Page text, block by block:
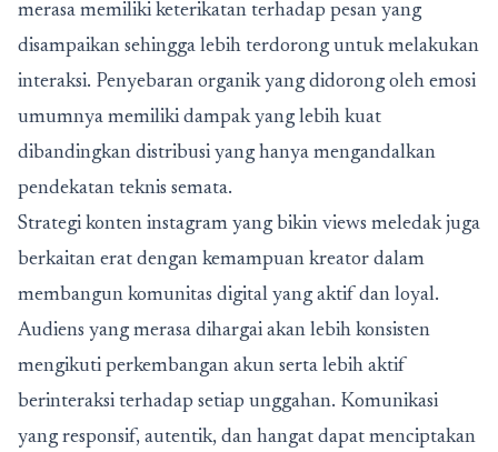
merasa memiliki keterikatan terhadap pesan yang
disampaikan sehingga lebih terdorong untuk melakukan
interaksi. Penyebaran organik yang didorong oleh emosi
umumnya memiliki dampak yang lebih kuat
dibandingkan distribusi yang hanya mengandalkan
pendekatan teknis semata.
Strategi konten instagram yang bikin views meledakjuga
berkaitan erat dengan kemampuan kreator dalam
membangun komunitas digital yang aktif dan loyal.
Audiens yang merasa dihargai akan lebih konsisten
mengikuti perkembangan akun serta lebih aktif
berinteraksi terhadap setiap unggahan. Komunikasi
yang responsif, autentik, dan hangat dapat menciptakan